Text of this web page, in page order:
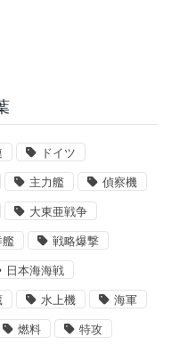
ドイツ
主力艦 偵察機
大東亜戦争
艦 戦略爆撃
日本海海戦
水上機 海軍
燃料 特攻